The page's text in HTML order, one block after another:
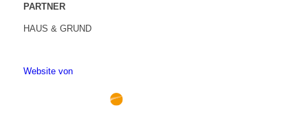
PARTNER
HAUS & GRUND
Website von